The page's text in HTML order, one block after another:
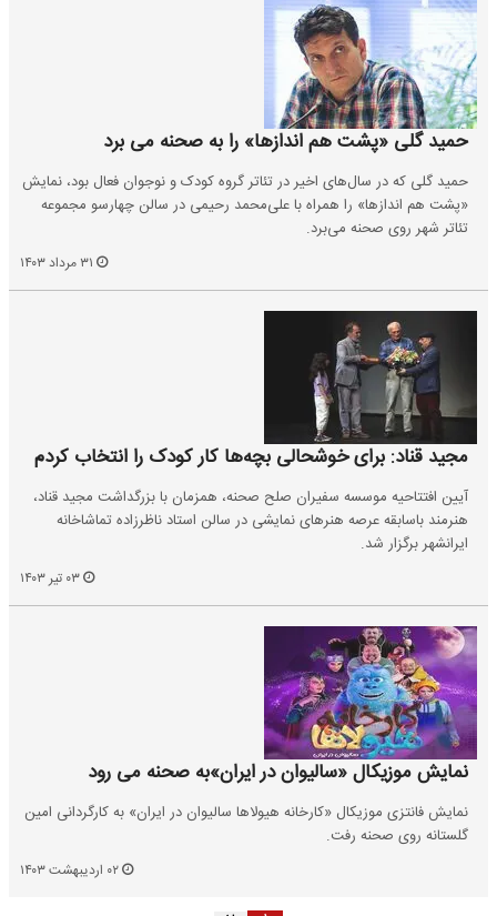
حمید گلی «پشت هم اندازها» را به صحنه می برد
حمید گلی که در سال‌های اخیر در تئاتر گروه کودک و نوجوان فعال بود، نمایش
«پشت هم اندازها» را همراه با علی‌محمد رحیمی در سالن ‌چهارسو مجموعه
تئاتر شهر روی صحنه می‌برد.
مجید قناد: برای خوشحالی بچه‌ها کار کودک را انتخاب کردم
آیین افتتاحیه موسسه سفیران صلح صحنه، همزمان با بزرگداشت مجید قناد،
هنرمند باسابقه عرصه هنرهای نمایشی در سالن استاد ناظرزاده تماشاخانه
ایرانشهر برگزار شد.
نمایش موزیکال «سالیوان در ایران‌»به صحنه می رود
نمایش فانتزی موزیکال «کارخانه هیولاها سالیوان در ایران» به کارگردانی امین
گلستانه روی صحنه رفت.